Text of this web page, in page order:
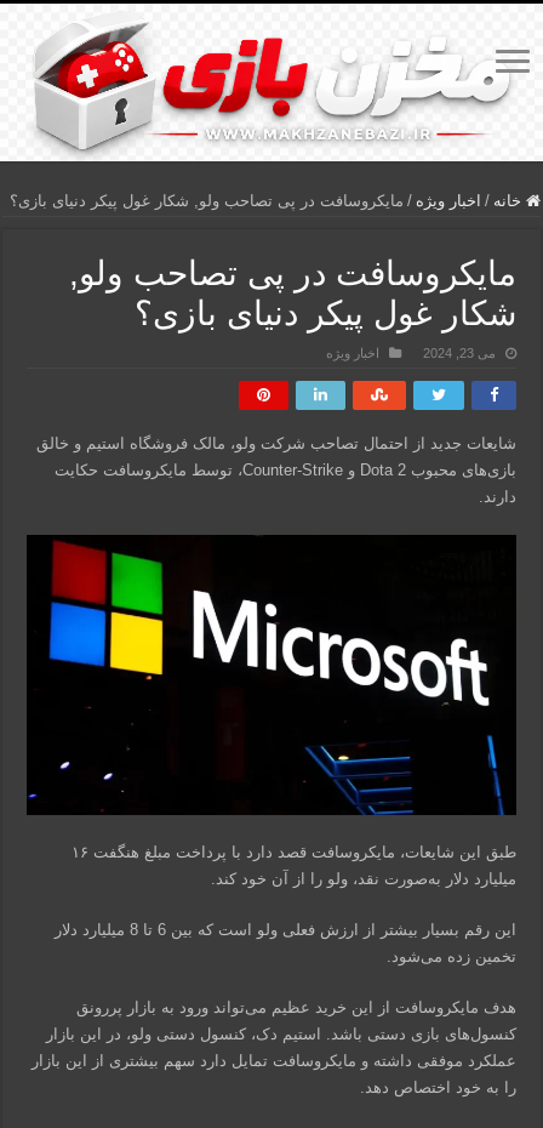
خانه / اخبار ویژه / مایکروسافت در پی تصاحب ولو, شکار غول پیکر دنیای بازی؟
مایکروسافت در پی تصاحب ولو,
شکار غول پیکر دنیای بازی؟
می 23, 2024 اخبار ویژه
شایعات جدید از احتمال تصاحب شرکت ولو، مالک فروشگاه استیم و خالق
بازی‌های محبوب Dota 2 و Counter-Strike، توسط مایکروسافت حکایت
دارند.
طبق این شایعات، مایکروسافت قصد دارد با پرداخت مبلغ هنگفت ۱۶
میلیارد دلار به‌صورت نقد، ولو را از آن خود کند.
این رقم بسیار بیشتر از ارزش فعلی ولو است که بین 6 تا 8 میلیارد دلار
تخمین زده می‌شود.
هدف مایکروسافت از این خرید عظیم می‌تواند ورود به بازار پررونق
کنسول‌های بازی دستی باشد. استیم دک، کنسول دستی ولو، در این بازار
عملکرد موفقی داشته و مایکروسافت تمایل دارد سهم بیشتری از این بازار
را به خود اختصاص دهد.